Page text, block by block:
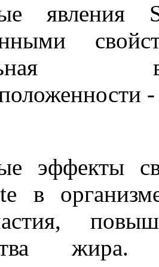
явления
эффекты
в